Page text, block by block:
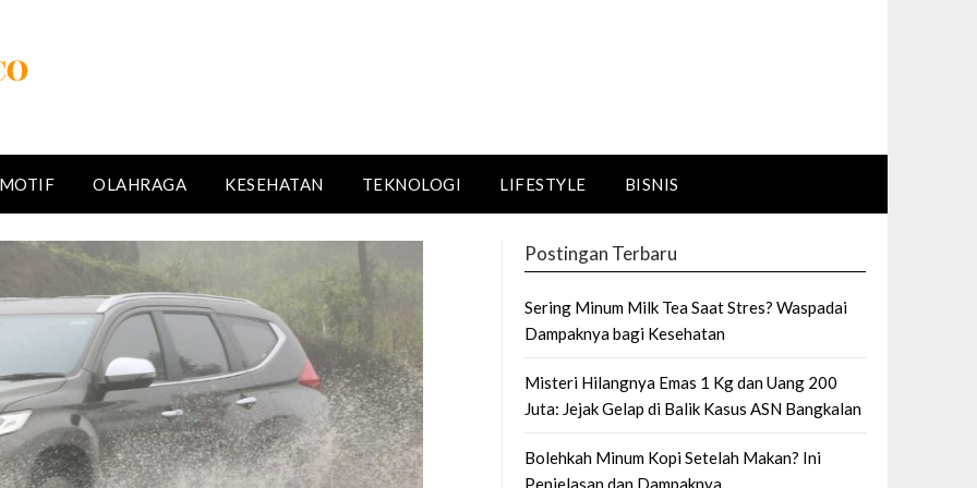
OLAHRAGA KESEHATAN TEKNOLOGI LIFESTYLE BISNIS
Postingan Terbaru
Sering Minum Milk Tea Saat Stres? Waspadai
Dampaknya bagi Kesehatan
Misteri Hilangnya Emas 1 Kg dan Uang 200
Juta: Jejak Gelap di Balik Kasus ASN Bangkalan
Bolehkah Minum Kopi Setelah Makan? Ini
Penjelasan dan Dampaknya